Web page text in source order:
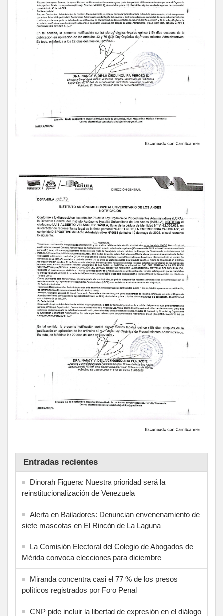
Entradas recientes
Dinorah Figuera: Nuestra prioridad será la
reinstitucionalización de Venezuela
Alerta en Bailadores: Denuncian envenenamiento de
siete mascotas en El Rincón de La Laguna
La Comisión Electoral del Colegio de Abogados de
Mérida convoca elecciones para diciembre
Miranda concentra casi el 77 % de los presos
políticos registrados por Foro Penal
CNP pide incluir la libertad de expresión en el diálogo